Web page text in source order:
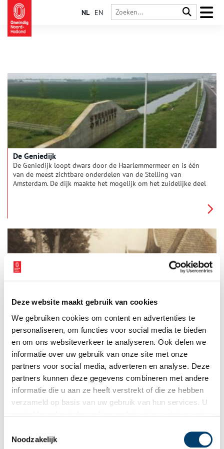
Deze website maakt gebruik van cookies
We gebruiken cookies om content en advertenties te
personaliseren, om functies voor social media te bieden
en om ons websiteverkeer te analyseren. Ook delen we
informatie over uw gebruik van onze site met onze
partners voor social media, adverteren en analyse. Deze
partners kunnen deze gegevens combineren met andere
informatie die u aan ze heeft verstrekt of die ze hebben
verzameld op basis van uw gebruik van hun services. U
Noodzakelijk
NL EN
De Geniedijk
De Geniedijk loopt dwars door de Haarlemmermeer en is één
van de meest zichtbare onderdelen van de Stelling van
Amsterdam. De dijk maakte het mogelijk om het zuidelijke deel
Straatnamen vertellen veel over de historie van een plaats.
Vroeger werden ze afgeleid van herkenningstekens, bekende
gebouwen of oude ambachten. Later ontstonden er wijken met
thema’s, zoals bomen, zeehelden of het koningshuis. Wat
vertellen de meest voorkomende straatnamen ons over hun
geschiedenis? En wat zijn eigenlijk de langste en kortste
straatnamen van Noord-Holland?